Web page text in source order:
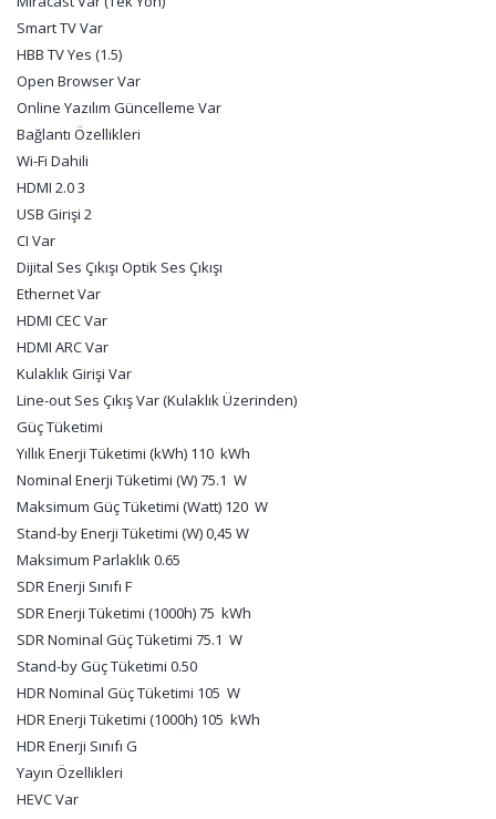
Smart TV Var
HBB TV Yes (1.5)
Open Browser Var
Online Yazılım Güncelleme Var
Bağlantı Özellikleri
Wi-Fi Dahili
HDMI 2.0 3
USB Girişi 2
CI Var
Dijital Ses Çıkışı Optik Ses Çıkışı
Ethernet Var
HDMI CEC Var
HDMI ARC Var
Kulaklık Girişi Var
Line-out Ses Çıkış Var (Kulaklık Üzerinden)
Güç Tüketimi
Yıllık Enerji Tüketimi (kWh) 110 kWh
Nominal Enerji Tüketimi (W) 75.1 W
Maksimum Güç Tüketimi (Watt) 120 W
Stand-by Enerji Tüketimi (W) 0,45 W
Maksimum Parlaklık 0.65
SDR Enerji Sınıfı F
SDR Enerji Tüketimi (1000h) 75 kWh
SDR Nominal Güç Tüketimi 75.1 W
Stand-by Güç Tüketimi 0.50
HDR Nominal Güç Tüketimi 105 W
HDR Enerji Tüketimi (1000h) 105 kWh
HDR Enerji Sınıfı G
Yayın Özellikleri
HEVC Var